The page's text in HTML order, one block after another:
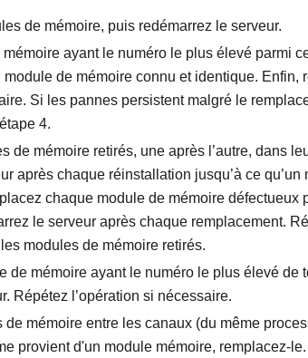
de mémoire, puis redémarrez le serveur.
ayant le numéro le plus élevé parmi
de mémoire connu et identique. Enfin,
Si les pannes persistent malgré le
4.
de mémoire retirés, une après l’autre, dans
après chaque réinstallation jusqu’à ce
chaque module de mémoire défectueux
le serveur après chaque remplacement.
modules de mémoire retirés.
de mémoire ayant le numéro le plus élevé de
Répétez l’opération si nécessaire.
de mémoire entre les canaux (du même
provient d'un module mémoire, remplacez-le.